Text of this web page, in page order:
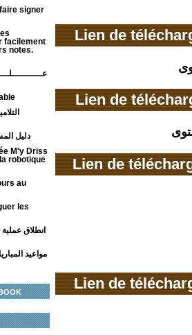
signer
facilement
notes.
دليل
M'y Driss
robotique
au
les
انطلاق
Lien de
Lien de
Lien de
Lien de